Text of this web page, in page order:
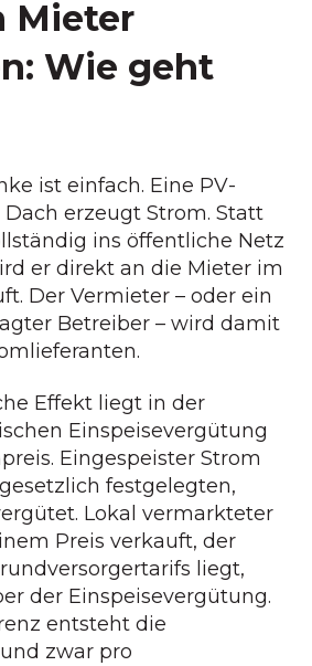
Mieter
Wie geht
ist einfach. Eine PV-
erzeugt Strom. Statt
ins öffentliche Netz
er direkt an die Mieter im
Der Vermieter – oder ein
Betreiber – wird damit
Effekt liegt in der
Einspeisevergütung
Eingespeister Strom
festgelegten,
Lokal vermarkteter
Preis verkauft, der
liegt,
der Einspeisevergütung.
entsteht die
zwar pro